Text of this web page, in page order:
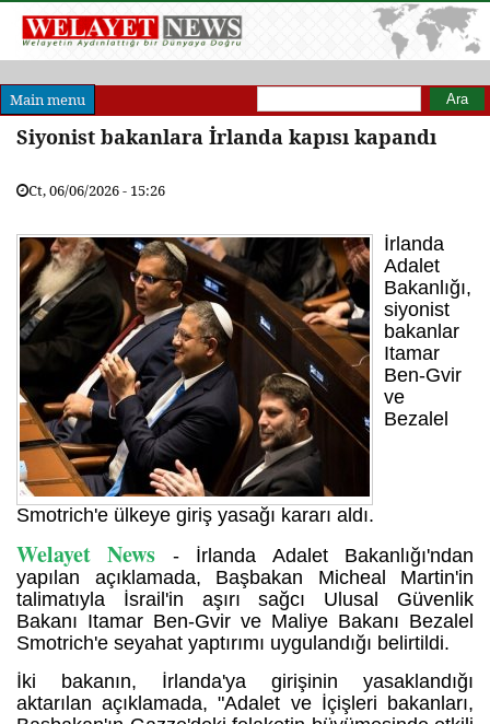
Main menu Arama formu
Ara
Siyonist bakanlara İrlanda kapısı kapandı
Ct, 06/06/2026 - 15:26
İrlanda
Adalet
Bakanlığı,
siyonist
bakanlar
Itamar
Ben-Gvir
ve
Bezalel
Smotrich'e ülkeye giriş yasağı kararı aldı.
Welayet News - İrlanda Adalet Bakanlığı'ndan
yapılan açıklamada, Başbakan Micheal Martin'in
talimatıyla İsrail'in aşırı sağcı Ulusal Güvenlik
Bakanı Itamar Ben-Gvir ve Maliye Bakanı Bezalel
Smotrich'e seyahat yaptırımı uygulandığı belirtildi.
İki bakanın, İrlanda'ya girişinin yasaklandığı
aktarılan açıklamada, "Adalet ve İçişleri bakanları,